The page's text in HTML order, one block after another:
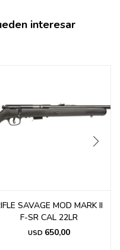
interesar
SAVAGE MOD MARK II
F-SR CAL 22LR
USD 650,00